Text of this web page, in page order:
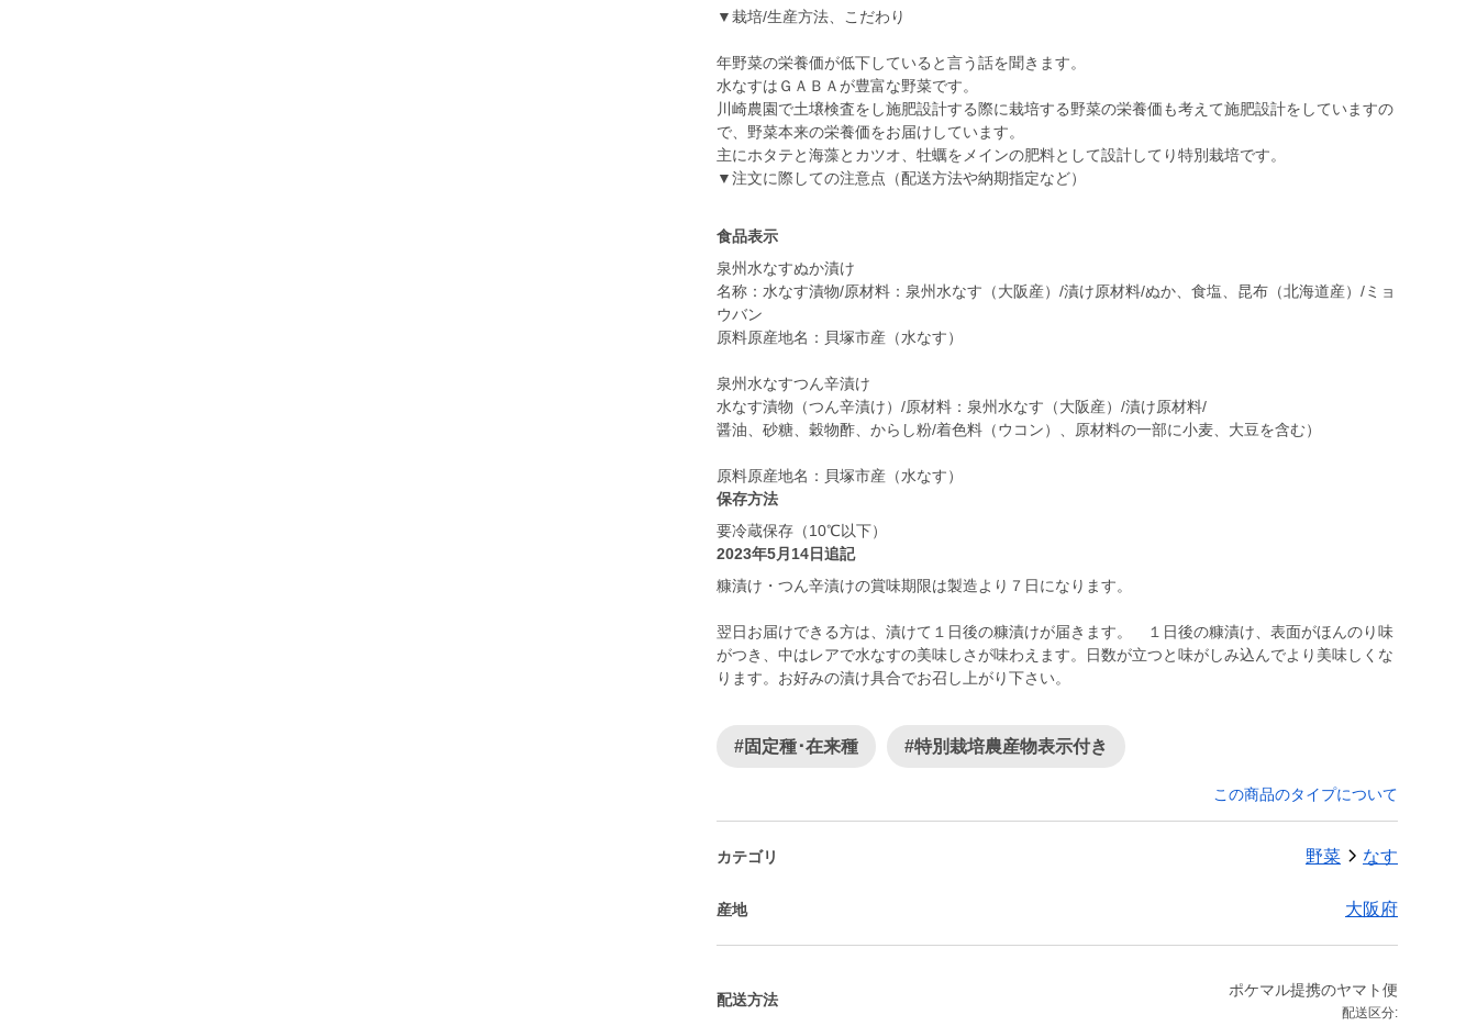
▼栽培/生産方法、こだわり
年野菜の栄養価が低下していると言う話を聞きます。
水なすはＧＡＢＡが豊富な野菜です。
川崎農園で土壌検査をし施肥設計する際に栽培する野菜の栄養価も考えて施肥設計をしていますの
で、野菜本来の栄養価をお届けしています。
主にホタテと海藻とカツオ、牡蠣をメインの肥料として設計してり特別栽培です。
▼注文に際しての注意点（配送方法や納期指定など）
食品表示
泉州水なすぬか漬け
名称：水なす漬物/原材料：泉州水なす（大阪産）/漬け原材料/ぬか、食塩、昆布（北海道産）/ミョ
ウバン
原料原産地名：貝塚市産（水なす）
泉州水なすつん辛漬け
水なす漬物（つん辛漬け）/原材料：泉州水なす（大阪産）/漬け原材料/
醤油、砂糖、穀物酢、からし粉/着色料（ウコン）、原材料の一部に小麦、大豆を含む）
保存方法
要冷蔵保存（10℃以下）
2023年5月14日追記
糠漬け・つん辛漬けの賞味期限は製造より７日になります。
翌日お届けできる方は、漬けて１日後の糠漬けが届きます。 １日後の糠漬け、表面がほんのり味
がつき、中はレアで水なすの美味しさが味わえます。日数が立つと味がしみ込んでより美味しくな
ります。お好みの漬け具合でお召し上がり下さい。
#固定種･在来種 #特別栽培農産物表示付き
この商品のタイプについて
カテゴリ 野菜 なす
産地 大阪府
配送方法
ポケマル提携のヤマト便
配送区分: